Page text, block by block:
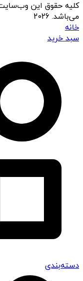
کلیه حقوق این وب‌سایت
می‌باشد. 2026
خانه
سبد خرید
دسته‌بندی